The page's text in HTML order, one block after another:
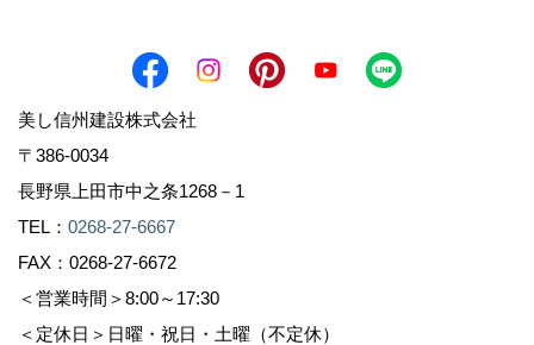
美し信州建設株式会社
〒386-0034
長野県上田市中之条1268－1
TEL： 0268-27-6667
FAX：0268-27-6672
＜営業時間＞8:00～17:30
＜定休日＞日曜・祝日・土曜（不定休）